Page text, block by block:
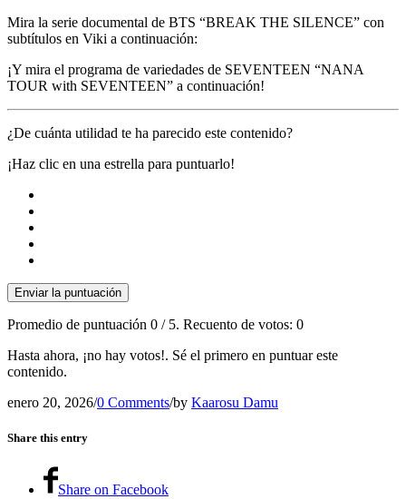
Mira la serie documental de BTS “BREAK THE SILENCE” con
subtítulos en Viki a continuación:
¡Y mira el programa de variedades de SEVENTEEN “NANA
TOUR with SEVENTEEN” a continuación!
¿De cuánta utilidad te ha parecido este contenido?
¡Haz clic en una estrella para puntuarlo!
Enviar la puntuación
Promedio de puntuación 0 / 5. Recuento de votos: 0
Hasta ahora, ¡no hay votos!. Sé el primero en puntuar este
contenido.
enero 20, 2026/0 Comments/by Kaarosu Damu
Share this entry
Share on Facebook